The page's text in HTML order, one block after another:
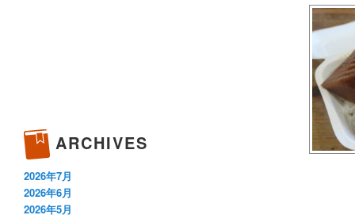
ARCHIVES
2026年7月
2026年6月
2026年5月